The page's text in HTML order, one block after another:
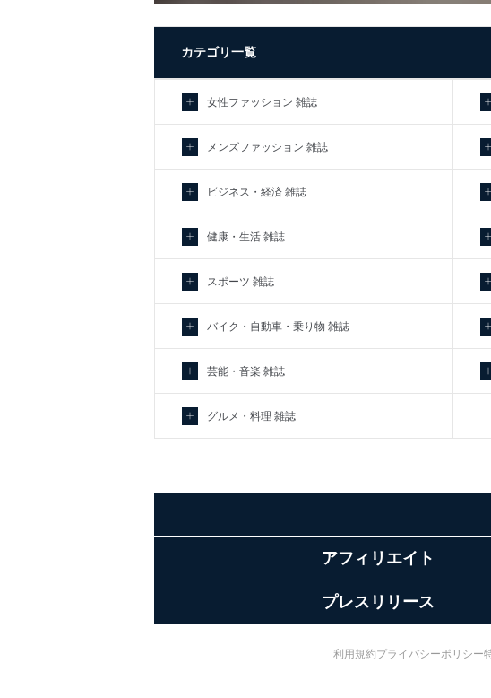
カテゴリ一覧
女性ファッション 雑誌
メンズファッション 雑誌
ビジネス・経済 雑誌
健康・生活 雑誌
スポーツ 雑誌
バイク・自動車・乗り物 雑誌
芸能・音楽 雑誌
グルメ・料理 雑誌
アフィリエイト
プレスリリース
利用規約プライバシーポリシー